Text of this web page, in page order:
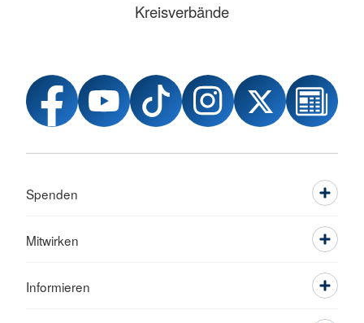
Kreisverbände
Spenden
Mitwirken
Informieren